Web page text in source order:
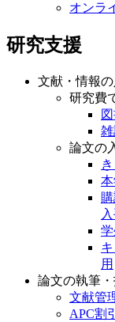
オンラ
研究支援
文献・情報
研究費
論文の
用
論文の執筆
文献管
APC割